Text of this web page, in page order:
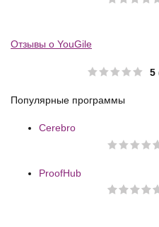
Отзывы о YouGile
5
Популярные программы
Cerebro
ProofHub